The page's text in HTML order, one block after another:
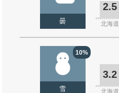
曇
2.5
北海道
10%
雪
3.2